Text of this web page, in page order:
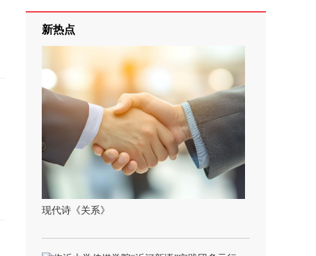
新热点
现代诗《关系》